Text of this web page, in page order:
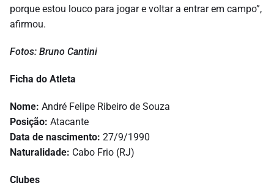
porque estou louco para jogar e voltar a entrar em campo”,
afirmou.
Fotos: Bruno Cantini
Ficha do Atleta
Nome: André Felipe Ribeiro de Souza
Posição: Atacante
Data de nascimento: 27/9/1990
Naturalidade: Cabo Frio (RJ)
Clubes